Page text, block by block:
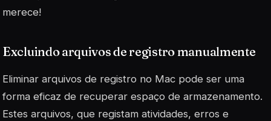
merece!
Excluindo arquivos de registro manualmente
Eliminar arquivos de registro no Mac pode ser uma
forma eficaz de recuperar espaço de armazenamento.
Estes arquivos, que registam atividades, erros e